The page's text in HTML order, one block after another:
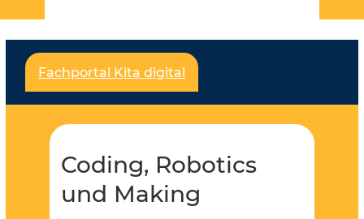
dich inspirieren!
Für jeden und jede ist etwas dabei und es soll
noch viel mehr werden – dafür brauchen wir deine
Unterstützung,werde Teil der Community! Du
kannst in Redaktionen mitarbeiten und eigene
Verfügung stellen.
Fachportal Kita digital
Coding, Robotics
und Making